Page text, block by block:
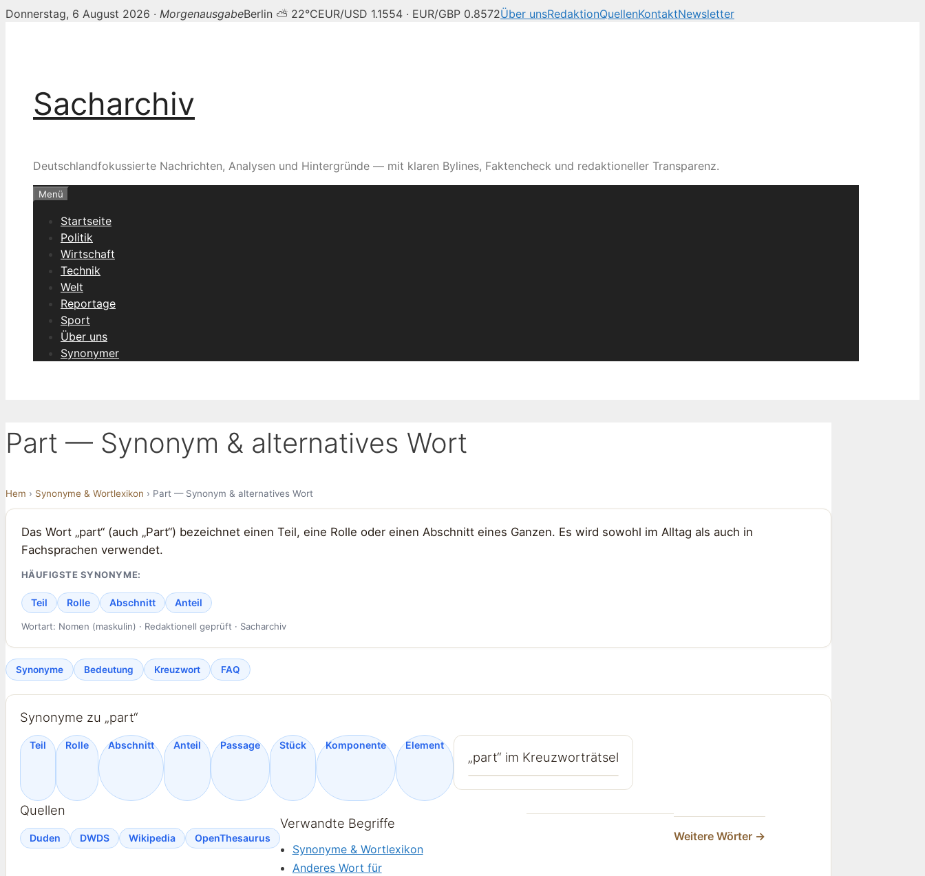
Donnerstag, 6 August 2026 · MorgenausgabeBerlin ⛅ 22°CEUR/USD 1.1554 · EUR/GBP 0.8572Über unsRedaktionQuellenKontaktNewsletter
Sacharchiv
Deutschlandfokussierte Nachrichten, Analysen und Hintergründe — mit klaren Bylines, Faktencheck und redaktioneller Transparenz.
Menü
Startseite
Politik
Wirtschaft
Technik
Welt
Reportage
Sport
Über uns
Synonymer
Part — Synonym & alternatives Wort
Hem › Synonyme & Wortlexikon › Part — Synonym & alternatives Wort
Das Wort „part“ (auch „Part“) bezeichnet einen Teil, eine Rolle oder einen Abschnitt eines Ganzen. Es wird sowohl im Alltag als auch in
Fachsprachen verwendet.
HÄUFIGSTE SYNONYME:
Teil Rolle Abschnitt Anteil
Wortart: Nomen (maskulin) · Redaktionell geprüft · Sacharchiv
Synonyme Bedeutung Kreuzwort FAQ
Synonyme zu „part“
Teil Rolle Abschnitt Anteil Passage Stück Komponente Element
„part“ im Kreuzworträtsel
Quellen
Duden DWDS Wikipedia OpenThesaurus
Verwandte Begriffe
Synonyme & Wortlexikon
Anderes Wort für
Weitere Wörter →